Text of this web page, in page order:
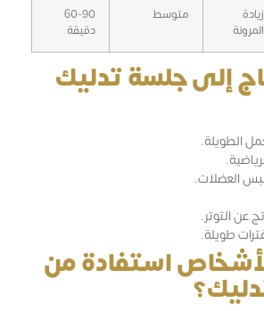
زيادة
المرونة
متوسط
60-90
دقيقة
إلى جلسة تدليك
الطويلة.
العضلات.
عن التوتر.
طويلة.
استفادة من